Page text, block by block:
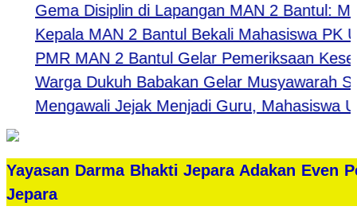
Gema Disiplin di Lapangan MAN 2 Bantul:
Kepala MAN 2 Bantul Bekali Mahasiswa PK
PMR MAN 2 Bantul Gelar Pemeriksaan
Warga Dukuh Babakan Gelar Musyawarah
Mengawali Jejak Menjadi Guru, Mahasiswa
Yayasan Darma Bhakti Jepara Adakan Even
Jepara